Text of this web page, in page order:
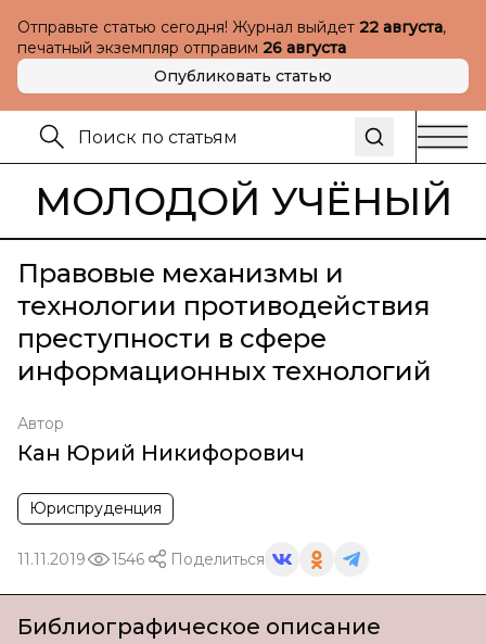
Отправьте статью сегодня! Журнал выйдет 22 августа,
печатный экземпляр отправим 26 августа
Опубликовать статью
МОЛОДОЙ УЧЁНЫЙ
Правовые механизмы и
технологии противодействия
преступности в сфере
информационных технологий
Автор
Кан Юрий Никифорович
Юриспруденция
11.11.2019 1546 Поделиться
Библиографическое описание